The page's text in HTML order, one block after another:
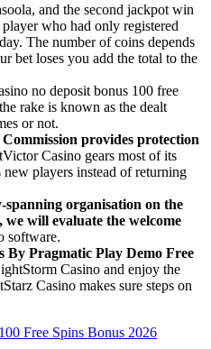
and the second jackpot win
who had only registered
The number of coins depends
bet loses you add the total to the
no deposit bonus 100 free
rake is known as the dealt
or not.
provides protection
Casino gears most of its
players instead of returning
organisation on the
we will evaluate the welcome
software.
By Pragmatic Play Demo Free
Casino and enjoy the
Casino makes sure steps on
Free Spins Bonus 2026